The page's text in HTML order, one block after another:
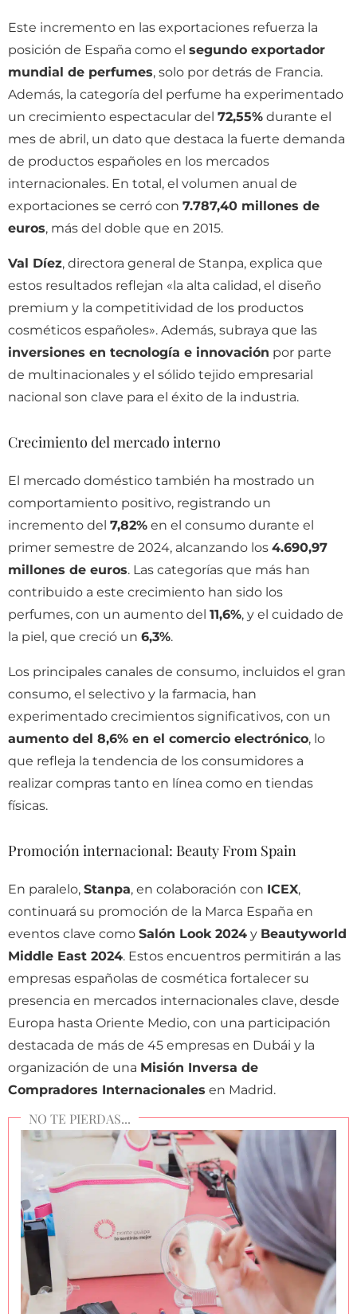
Este incremento en las exportaciones refuerza la
posición de España como el segundo exportador
mundial de perfumes, solo por detrás de Francia.
Además, la categoría del perfume ha experimentado
un crecimiento espectacular del 72,55% durante el
mes de abril, un dato que destaca la fuerte demanda
de productos españoles en los mercados
internacionales. En total, el volumen anual de
exportaciones se cerró con 7.787,40 millones de
euros, más del doble que en 2015.
Val Díez, directora general de Stanpa, explica que
estos resultados reflejan «la alta calidad, el diseño
premium y la competitividad de los productos
cosméticos españoles». Además, subraya que las
inversiones en tecnología e innovación por parte
de multinacionales y el sólido tejido empresarial
nacional son clave para el éxito de la industria.
Crecimiento del mercado interno
El mercado doméstico también ha mostrado un
comportamiento positivo, registrando un
incremento del 7,82% en el consumo durante el
primer semestre de 2024, alcanzando los 4.690,97
millones de euros. Las categorías que más han
contribuido a este crecimiento han sido los
perfumes, con un aumento del 11,6%, y el cuidado de
la piel, que creció un 6,3%.
Los principales canales de consumo, incluidos el gran
consumo, el selectivo y la farmacia, han
experimentado crecimientos significativos, con un
aumento del 8,6% en el comercio electrónico, lo
que refleja la tendencia de los consumidores a
realizar compras tanto en línea como en tiendas
físicas.
Promoción internacional: Beauty From Spain
En paralelo, Stanpa, en colaboración con ICEX,
continuará su promoción de la Marca España en
eventos clave como Salón Look 2024 y Beautyworld
Middle East 2024. Estos encuentros permitirán a las
empresas españolas de cosmética fortalecer su
presencia en mercados internacionales clave, desde
Europa hasta Oriente Medio, con una participación
destacada de más de 45 empresas en Dubái y la
organización de una Misión Inversa de
Compradores Internacionales en Madrid.